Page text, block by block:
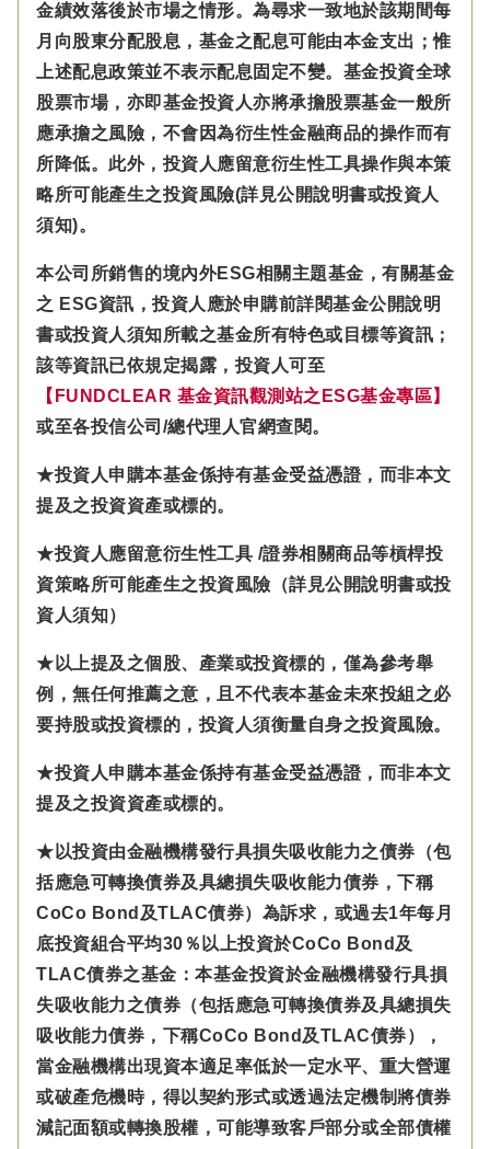
金績效落後於市場之情形。為尋求一致地於該期間每
月向股東分配股息，基金之配息可能由本金支出；惟
上述配息政策並不表示配息固定不變。基金投資全球
股票市場，亦即基金投資人亦將承擔股票基金一般所
應承擔之風險，不會因為衍生性金融商品的操作而有
所降低。此外，投資人應留意衍生性工具操作與本策
略所可能產生之投資風險(詳見公開說明書或投資人
須知)。
本公司所銷售的境內外ESG相關主題基金，有關基金
之 ESG資訊，投資人應於申購前詳閱基金公開說明
書或投資人須知所載之基金所有特色或目標等資訊；
該等資訊已依規定揭露，投資人可至
【FUNDCLEAR 基金資訊觀測站之ESG基金專區】
或至各投信公司/總代理人官網查閱。
★投資人申購本基金係持有基金受益憑證，而非本文
提及之投資資產或標的。
★投資人應留意衍生性工具 /證券相關商品等槓桿投
資策略所可能產生之投資風險（詳見公開說明書或投
資人須知）
★以上提及之個股、產業或投資標的，僅為參考舉
例，無任何推薦之意，且不代表本基金未來投組之必
要持股或投資標的，投資人須衡量自身之投資風險。
★投資人申購本基金係持有基金受益憑證，而非本文
提及之投資資產或標的。
★以投資由金融機構發行具損失吸收能力之債券（包
括應急可轉換債券及具總損失吸收能力債券，下稱
CoCo Bond及TLAC債券）為訴求，或過去1年每月
底投資組合平均30％以上投資於CoCo Bond及
TLAC債券之基金：本基金投資於金融機構發行具損
失吸收能力之債券（包括應急可轉換債券及具總損失
吸收能力債券，下稱CoCo Bond及TLAC債券），
當金融機構出現資本適足率低於一定水平、重大營運
或破產危機時，得以契約形式或透過法定機制將債券
減記面額或轉換股權，可能導致客戶部分或全部債權